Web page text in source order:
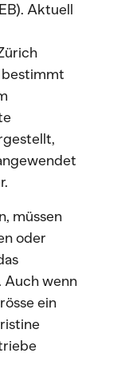
Aktuell
bestimmt
müssen
oder
Auch wenn
ein